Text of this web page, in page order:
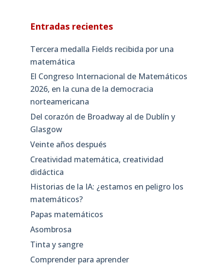
Entradas recientes
Tercera medalla Fields recibida por una
matemática
El Congreso Internacional de Matemáticos
2026, en la cuna de la democracia
norteamericana
Del corazón de Broadway al de Dublín y
Glasgow
Veinte años después
Creatividad matemática, creatividad
didáctica
Historias de la IA: ¿estamos en peligro los
matemáticos?
Papas matemáticos
Asombrosa
Tinta y sangre
Comprender para aprender